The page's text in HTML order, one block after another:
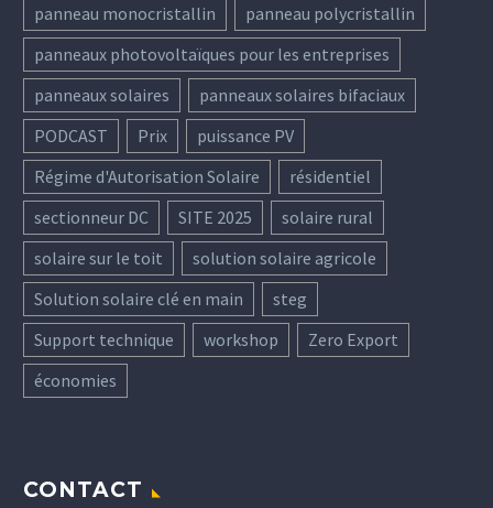
panneau monocristallin
panneau polycristallin
panneaux photovoltaïques pour les entreprises
panneaux solaires
panneaux solaires bifaciaux
PODCAST
Prix
puissance PV
Régime d'Autorisation Solaire
résidentiel
sectionneur DC
SITE 2025
solaire rural
solaire sur le toit
solution solaire agricole
Solution solaire clé en main
steg
Support technique
workshop
Zero Export
économies
CONTACT